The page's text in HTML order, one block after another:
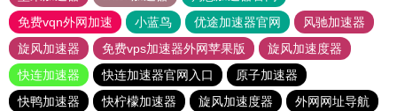
免费vqn外网加速
小蓝鸟 优途加速器官网
风驰加速器
旋风加速器
免费vps加速器外网苹果版
旋风加速度器
快连加速器
快连加速器官网入口
原子加速器
快鸭加速器
快柠檬加速器 旋风加速度器 外网网址导航